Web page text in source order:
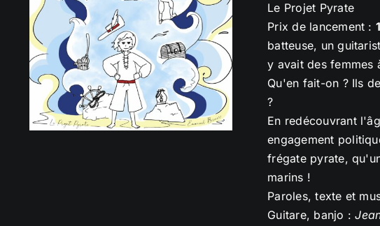
Le Projet Pyrate
Prix de lancement :
batteuse, un
y avait des femmes
Qu'en fait-on ? Ils
?
En redécouvrant
engagement
frégate pyrate,
marins !
Paroles, texte et
Guitare, banjo :